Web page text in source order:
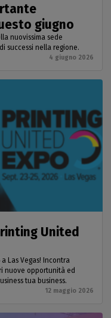
giugno
nuovissima sede
successi nella regione.
4 giugno 2026
United
Las Vegas! Incontra
nuove opportunità ed
tua business.
12 maggio 2026